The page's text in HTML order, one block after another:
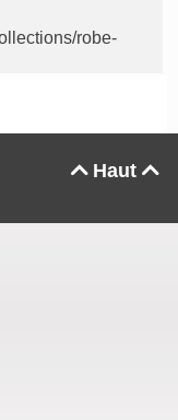
robe-
Haut 